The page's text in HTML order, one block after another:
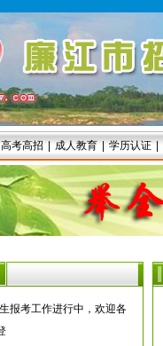
高考高招 成人教育 学历认证